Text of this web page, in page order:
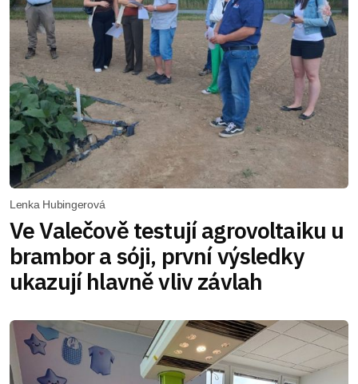
Lenka Hubingerová
Ve Valečově testují agrovoltaiku u
brambor a sóji, první výsledky
ukazují hlavně vliv závlah